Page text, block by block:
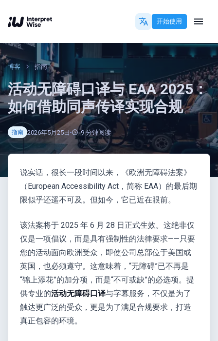
开始使用
博客 指南
活动无障碍口译与 EAA 2025：
如何借助同声传译实现合规
指南 2026年5月25日 9 分钟阅读
说实话，很长一段时间以来，《欧洲无障碍法案》
（European Accessibility Act，简称 EAA）的最后期
限似乎还遥不可及。但如今，它已近在眼前。
该法案将于 2025 年 6 月 28 日正式生效。这绝非仅
仅是一项倡议，而是具有强制性的法律要求——只要
您的活动面向欧洲受众，即使公司总部位于美国或
英国，也必须遵守。这意味着，“无障碍”已不再是
“锦上添花”的加分项，而是“不可或缺”的必选项。提
供专业的活动无障碍口译与字幕服务，不仅是为了
触达更广泛的受众，更是为了满足合规要求，打造
真正包容的环境。